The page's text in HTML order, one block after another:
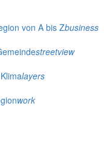
von A bis Zbusiness
streetview
layers
work